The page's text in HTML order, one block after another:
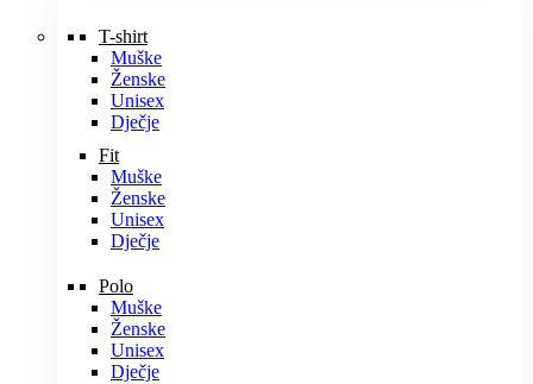
T-shirt
Muške
Ženske
Unisex
Dječje
Fit
Muške
Ženske
Unisex
Dječje
Polo
Muške
Ženske
Unisex
Dječje